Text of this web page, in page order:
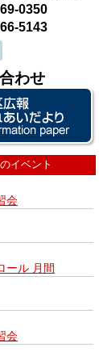
0350
5143
わせ
イベント
会
ール 月間
会